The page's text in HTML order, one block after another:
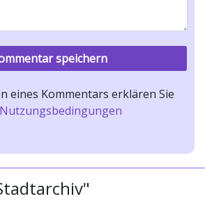
eines Kommentars erklären Sie
Nutzungsbedingungen